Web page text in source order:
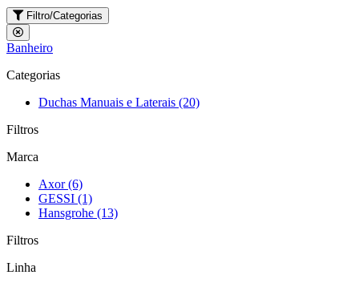
Filtro/Categorias
Banheiro
Categorias
Duchas Manuais e Laterais (20)
Filtros
Marca
Axor (6)
GESSI (1)
Hansgrohe (13)
Filtros
Linha